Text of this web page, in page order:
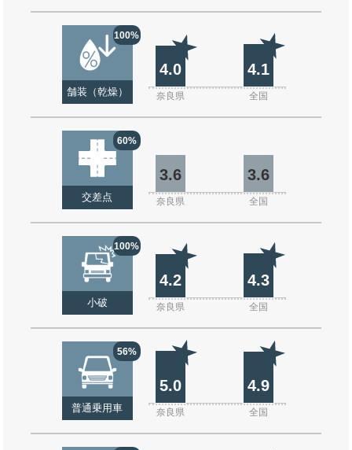
100%
舗装（乾燥）
4.0 4.1
奈良県 全国
60%
交差点
3.6 3.6
奈良県 全国
100%
小破
4.2 4.3
奈良県 全国
56%
普通乗用車
5.0 4.9
奈良県 全国